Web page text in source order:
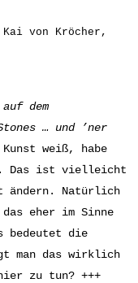
von Kröcher,
dem
… und ’ner
weiß, habe
Das ist vielleicht
ändern. Natürlich
eher im Sinne
bedeutet die
man das wirklich
zu tun? +++